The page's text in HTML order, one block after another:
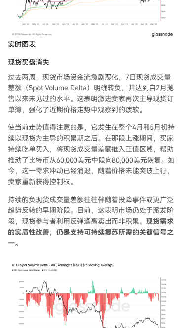
实时图表
现货买盘消失
过去两周，现货市场资金流急剧恶化，7日现货成交量
差额（Spot Volume Delta）明确转负，并达到自2月抛
售以来未见过的水平。这表明激进卖家再次主导现货订
单簿，强化了近期价格走势中观察到的疲软。
使当前走势值得注意的是，它发生在整个4月和5月初持
续以现货为主导的积累期之后。在那段上涨期间，买家
持续吃单买入，将现货成交量差额推入正值区域，帮助
推动了比特币从60,000美元中段向80,000美元恢复。如
今，这一需求冲动已经消退，随着价格未能突破上行，
卖家重新获得控制权。
持续的负现货成交量差额往往伴随着投降事件或更广泛
趋势反转的早期阶段。目前，这表明市场仍处于派发阶
段，现货参与者利用反弹逢高卖出而非积累。 现货需求
的实质性改善，仍是支持可持续复苏所需的关键信号之
一。